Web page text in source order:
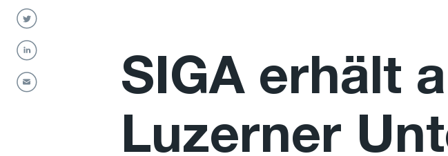
SIGA erhält
Luzerner